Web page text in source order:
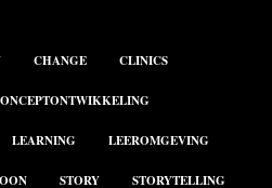
CHANGE CLINICS
LEARNING LEEROMGEVING
STORY STORYTELLING